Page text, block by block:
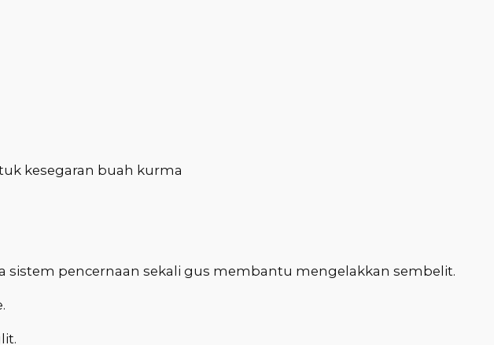
t
kesegaran buah kurma
sistem pencernaan sekali gus membantu mengelakkan sembelit.